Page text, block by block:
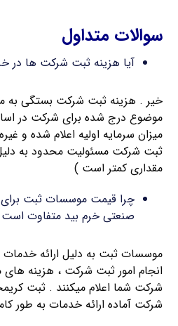
سوالات متداول
آیا هزینه ثبت شرکت ها در
خیر . هزینه ثبت شرکت بستگی به
موضوع درج شده برای شرکت در
میزان سرمایه اولیه اعلام شده و
ثبت شرکت مسئولیت محدود به
مقداری کمتر است )
چرا قیمت موسسات ثبت
صنعتی خرم بيد متفاوت
موسسات ثبت به دلیل ارائه خدمات
انجام امور ثبت شرکت ، هزینه های
شرکت شما اعلام میکنند . ثبت
شرکت آماده ارائه خدمات به طور